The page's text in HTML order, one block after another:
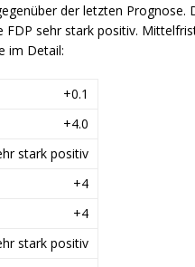
der letzten Prognose.
FDP sehr stark positiv.
im Detail:
+0.1
+4.0
stark positiv
+4
+4
stark positiv